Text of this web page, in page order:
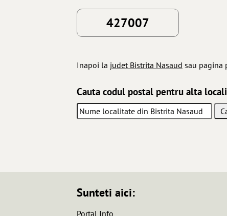
427007
Inapoi la judet Bistrita Nasaud sau pagina
Cauta codul postal pentru alta
Sunteti aici:
Portal Info